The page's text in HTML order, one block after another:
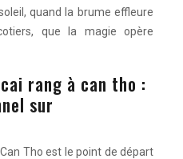
quand la brume effleure
que la magie opère
rang à can tho :
sur
Tho est le point de départ